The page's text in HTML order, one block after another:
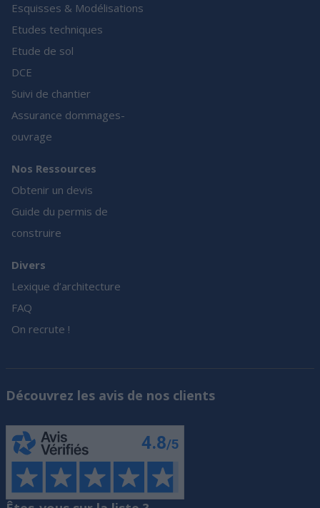
Esquisses & Modélisations
Etudes techniques
Etude de sol
DCE
Suivi de chantier
Assurance dommages-
ouvrage
Nos Ressources
Obtenir un devis
Guide du permis de
construire
Divers
Lexique d’architecture
FAQ
On recrute !
Découvrez les avis de nos clients